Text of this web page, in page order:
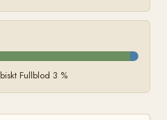
Fullblod 3 %